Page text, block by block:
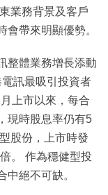
業務背景及客戶
帶來明顯優勢。
整體業務增長添動
訊最吸引投資者
上市以來，每合
現時股息率仍有5
股份，上市時發
。 作為穩健型投
中絕不可缺。